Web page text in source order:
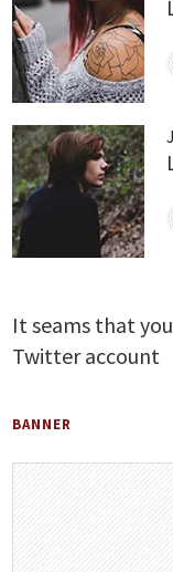
It seams that
Twitter account
BANNER